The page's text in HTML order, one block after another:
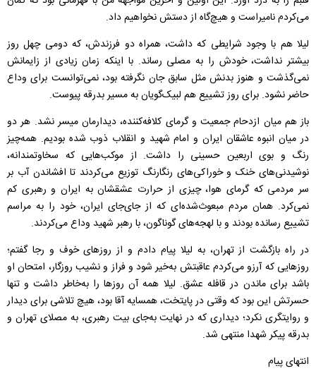
می‌کردم نامیراست و هیچ‌گاه از دستش نخواهیم داد.
لیلا هم با وجود شرایطی که داشت، همراه دو فرزندش، که دومی چهل روز
بیشتر نداشت، خودش را به مصلی رساند. با اینکه زمان زیادی از زایمانش
نمی‌گذشت و هنوز بدنش مثل سابق جان نگرفته بود، نمی‌توانست برای وداع
حاضر نشود. برای روز تشییع هم لبیک‌گویان به مسیر بدرقه پیوست.
باز هم میان ازدحام جمعیت و گرمای کلافه‌کننده، دیدارمان میسر نشد. هر دو
در میان انبوه عاشقان ایران و امام شهید و انقلاب ذوب شده بودیم. همه‌چیز
رنگ و بوی اربعین حسینی را داشت. از موکب‌هایی که سخاوتمندانه،
نوشیدنی‌های خنک و خوراکی‌های رنگارنگ توزیع می‌کردند تا افشاندن آب بر
سر مردمی که گرمای هوا، چیزی از حرارت عشقشان به ایران و رهبری کم
نمی‌کرد. همان مردم مبعوث‌‌شده‌ای که از جای‌جای ایران، خود را به مراسم
تشییع رسانده بودند و با لهجه‌های گوناگون، با رهبر شهید وداع می‌کردند.
در راه بازگشت از تهران، به لیلا پیام دادم و از روزهای خوف و رجا گفتم؛
روزهایی که آرزو می‌کردم عاقبتش به‌خیر شود و فراز و نشیب روزگار، امتحان او
باشد برای ماندن در قافله عشق. لیلا همه‌ آن روزها را به‌خاطر داشت و تنها
حسرتش این بود که وقتی در پایتخت، همسایه‌ آقا بود، هیچ تلاشی برای دیدار
و روایتگری نکرد؛ دیداری که در نهایت به‌جای بیت رهبری، به مصلای تهران و
بدرقه پیکر شهدا منتهی شد.
انتهای پیام